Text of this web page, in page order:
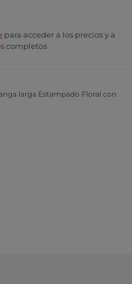
para acceder a los precios y a
completos
larga Estampado Floral con